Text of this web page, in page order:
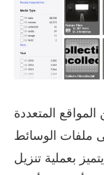
المتعددة
ملفات الوسائط
بعملية تنزيل